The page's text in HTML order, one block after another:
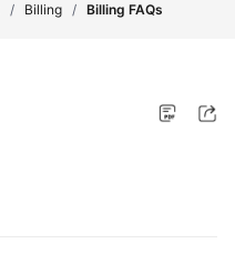
/ Billing / Billing FAQs